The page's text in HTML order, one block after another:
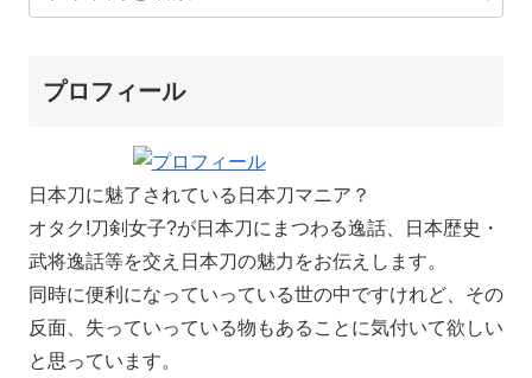
プロフィール
日本刀に魅了されている日本刀マニア？
オタク!刀剣女子?が日本刀にまつわる逸話、日本歴史・
武将逸話等を交え日本刀の魅力をお伝えします。
同時に便利になっていっている世の中ですけれど、その
反面、失っていっている物もあることに気付いて欲しい
と思っています。